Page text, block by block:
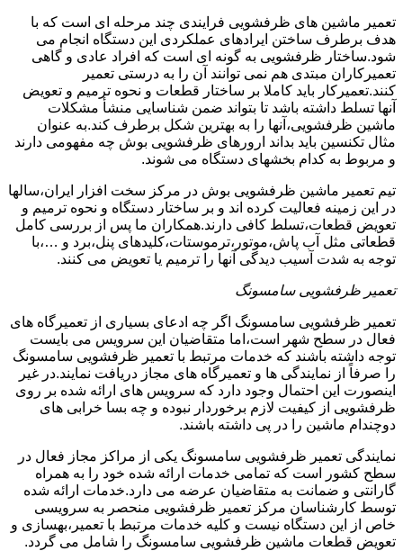
تعمیر ماشین های ظرفشویی فرایندی چند مرحله ای است که با
هدف برطرف ساختن ایرادهای عملکردی این دستگاه انجام می
شود.ساختار ظرفشویی به گونه ای است که افراد عادی و گاهی
تعمیرکاران مبتدی هم نمی توانند آن را به درستی تعمیر
کنند.تعمیرکار باید کاملا بر ساختار قطعات و نحوه ترمیم و تعویض
آنها تسلط داشته باشد تا بتواند ضمن شناسایی منشأ مشکلات
ماشین ظرفشویی،آنها را به بهترین شکل برطرف کند.به عنوان
مثال تکنسین باید بداند ارورهای ظرفشویی بوش چه مفهومی دارند
و مربوط به کدام بخشهای دستگاه می شوند.
تیم تعمیر ماشین ظرفشویی بوش در مرکز سخت افزار ایران،سالها
در این زمینه فعالیت کرده اند و بر ساختار دستگاه و نحوه ترمیم و
تعویض قطعات،تسلط کافی دارند.همکاران ما پس از بررسی کامل
قطعاتی مثل آب پاش،موتور،ترموستات،کلیدهای پنل،برد و …،با
توجه به شدت آسیب دیدگی آنها را ترمیم یا تعویض می کنند.
تعمیر ظرفشویی سامسونگ
تعمیر ظرفشویی سامسونگ اگر چه ادعای بسیاری از تعمیرگاه های
فعال در سطح شهر است،اما متقاضیان این سرویس می بایست
توجه داشته باشند که خدمات مرتبط با تعمیر ظرفشویی سامسونگ
را صرفاً از نمایندگی ها و تعمیرگاه های مجاز دریافت نمایند.در غیر
اینصورت این احتمال وجود دارد که سرویس های ارائه شده بر روی
ظرفشویی از کیفیت لازم برخوردار نبوده و چه بسا خرابی های
دوچندام ماشین را در پی داشته باشند.
نمایندگی تعمیر ظرفشویی سامسونگ یکی از مراکز مجاز فعال در
سطح کشور است که تمامی خدمات ارائه شده خود را به همراه
گارانتی و ضمانت به متقاضیان عرضه می دارد.خدمات ارائه شده
توسط کارشناسان مرکز تعمیر ظرفشویی منحصر به سرویسی
خاص از این دستگاه نیست و کلیه خدمات مرتبط با تعمیر،بهسازی و
تعویض قطعات ماشین ظرفشویی سامسونگ را شامل می گردد.